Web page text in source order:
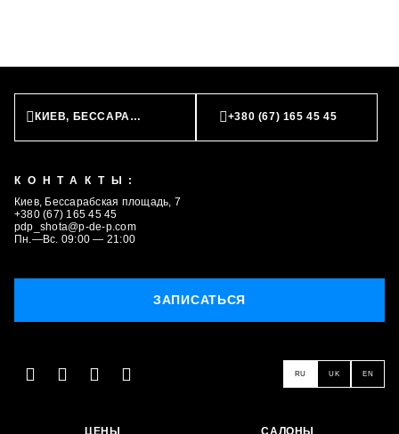
КИЕВ, БЕССАРАБСКАЯ ПЛОЩАДЬ, 7+380 (67) 165 45 45
КОНТАКТЫ:
Киев, Бессарабская площадь, 7
+380 (67) 165 45 45
pdp_shota@p-de-p.com
Пн.—Вс. 09:00 — 21:00
ЗАПИСАТЬСЯ
RU UK EN
ЦЕНЫ САЛОНЫ